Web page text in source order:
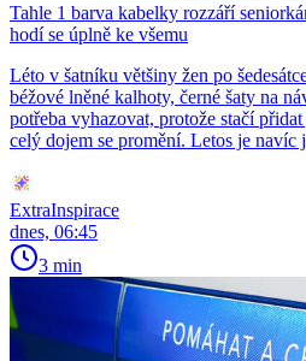
Tahle 1 barva kabelky rozzáří
hodí se úplně ke všemu
Léto v šatníku většiny žen po
béžové lněné kalhoty, černé šaty na
potřeba vyhazovat, protože stačí
celý dojem se promění. Letos je navíc
ExtraInspirace
dnes, 06:45
3 min